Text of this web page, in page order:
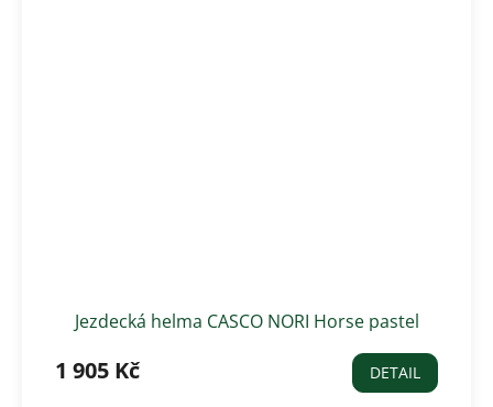
Jezdecká helma CASCO NORI Horse pastel
1 905 Kč DETAIL